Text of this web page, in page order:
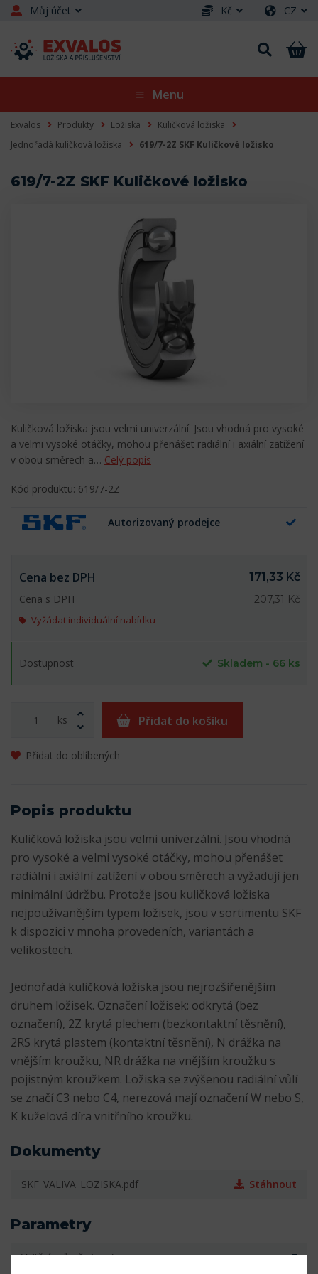
Můj účet Kč CZ
Menu
Exvalos Produkty Ložiska
Kuličková ložiska
Jednořadá kuličková ložiska
619/7-2Z SKF Kuličkové ložisko
619/7-2Z SKF Kuličkové ložisko
Kuličková ložiska jsou velmi univerzální. Jsou vhodná pro vysoké
a velmi vysoké otáčky, mohou přenášet radiální i axiální zatížení
v obou směrech a… Celý popis
Kód produktu: 619/7-2Z
Autorizovaný prodejce
Cena bez DPH
171,33 Kč
Cena s DPH
207,31 Kč
Vyžádat individuální nabídku
Dostupnost Skladem - 66 ks
ks Přidat do košíku
Přidat do oblíbených
Popis produktu
Kuličková ložiska jsou velmi univerzální. Jsou vhodná
pro vysoké a velmi vysoké otáčky, mohou přenášet
radiální i axiální zatížení v obou směrech a vyžadují jen
minimální údržbu. Protože jsou kuličková ložiska
nejpoužívanějším typem ložisek, jsou v sortimentu SKF
k dispozici v mnoha provedeních, variantách a
velikostech.
Jednořadá kuličková ložiska jsou nejrozšířenějším
druhem ložisek. Označení ložisek: odkrytá (bez
označení), 2Z krytá plechem (bezkontaktní těsnění),
2RS krytá plastem (kontaktní těsnění), N drážka na
vnějším kroužku, NR drážka na vnějším kroužku s
pojistným kroužkem. Ložiska se zvýšenou radiální vůlí
se značí C3 nebo C4, nerezová mají označení W nebo S,
K kuželová díra vnitřního kroužku.
Dokumenty
SKF_VALIVA_LOZISKA.pdf Stáhnout
Parametry
Vnitřní průměr (mm) 7